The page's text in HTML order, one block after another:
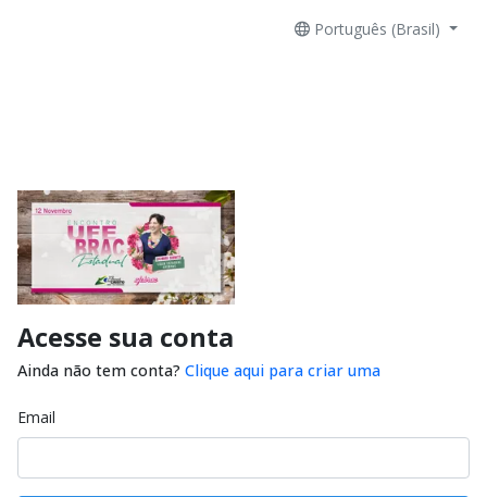
Português (Brasil)
Acesse sua conta
Ainda não tem conta? Clique aqui para criar uma
Email